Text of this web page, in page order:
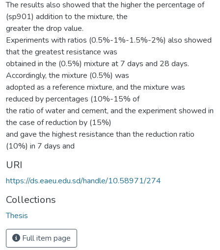
The results also showed that the higher the percentage of
(sp901) addition to the mixture, the
greater the drop value.
Experiments with ratios (0.5%-1%-1.5%-2%) also showed
that the greatest resistance was
obtained in the (0.5%) mixture at 7 days and 28 days.
Accordingly, the mixture (0.5%) was
adopted as a reference mixture, and the mixture was
reduced by percentages (10%-15% of
the ratio of water and cement, and the experiment showed in
the case of reduction by (15%)
and gave the highest resistance than the reduction ratio
(10%) in 7 days and
URI
https://ds.eaeu.edu.sd/handle/10.58971/274
Collections
Thesis
Full item page